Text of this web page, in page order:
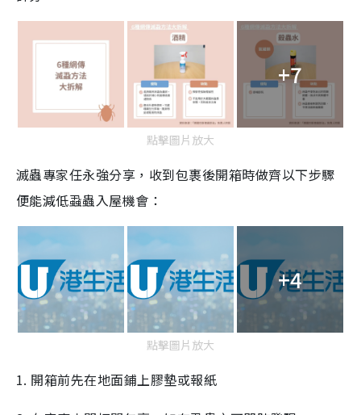
+7
點擊圖片放大
滅蟲專家任永強分享，收到包裹後開箱時做齊以下步驟
便能減低蝨蟲入屋機會：
+4
點擊圖片放大
1. 開箱前先在地面鋪上膠墊或報紙